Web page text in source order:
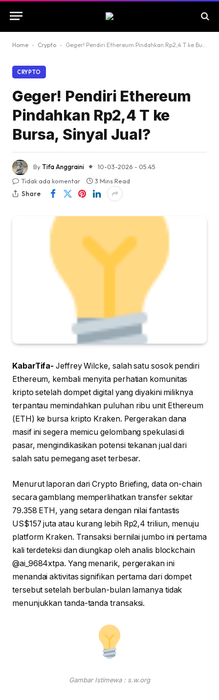
Home - Crypto - Geger! Pendiri Ethereum Pindahkan Rp2,4 T ke Bursa, Sinyal Jual?
CRYPTO
Geger! Pendiri Ethereum
Pindahkan Rp2,4 T ke
Bursa, Sinyal Jual?
ByTifa Anggraini
10-03-2026 - 05.45
Tidak ada komentar
3 Mins Read
Share
KabarTifa-Jeffrey Wilcke, salah satu sosok pendiri
Ethereum, kembali menyita perhatian komunitas
kripto setelah dompet digital yang diyakini miliknya
terpantau memindahkan puluhan ribu unit Ethereum
(ETH) ke bursa kripto Kraken. Pergerakan dana
masif ini segera memicu gelombang spekulasi di
pasar, mengindikasikan potensi tekanan jual dari
salah satu pemegang aset terbesar.
Menurut laporan dari Crypto Briefing, data on-chain
secara gamblang memperlihatkan transfer sekitar
79.358 ETH, yang setara dengan nilai fantastis
US$157 juta atau kurang lebih Rp2,4 triliun, menuju
platform Kraken. Transaksi bernilai jumbo ini pertama
kali terdeteksi dan diungkap oleh analis blockchain
@ai_9684xtpa. Yang menarik, pergerakan ini
menandai aktivitas signifikan pertama dari dompet
tersebut setelah berbulan-bulan lamanya tidak
menunjukkan tanda-tanda transaksi.
Gambar Istimewa : s.w.org